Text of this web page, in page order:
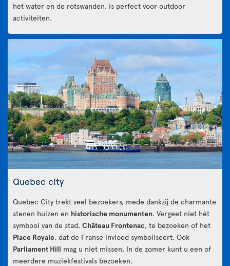
het water en de rotswanden, is perfect voor outdoor
activiteiten.
Quebec city
Quebec City trekt veel bezoekers, mede dankzij de charmante
stenen huizen en historische monumenten. Vergeet niet hét
symbool van de stad, Château Frontenac, te bezoeken of het
Place Royale, dat de Franse invloed symboliseert. Ook
Parliament Hill mag u niet missen. In de zomer kunt u een of
meerdere muziekfestivals bezoeken.